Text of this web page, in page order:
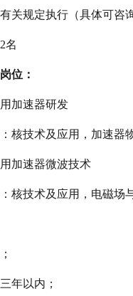
关规定执行（具体可咨
2名
位：
加速器研发
核技术及应用，加速器
加速器微波技术
核技术及应用，电磁场
年以内；